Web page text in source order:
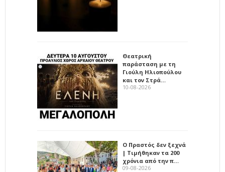
Θεατρική
παράσταση με τη
Γιούλη Ηλιοπούλου
και τον Στρά…
10-08-2026
Ο Πραστός δεν ξεχνά
| Τιμήθηκαν τα 200
χρόνια από την π…
09-08-2026